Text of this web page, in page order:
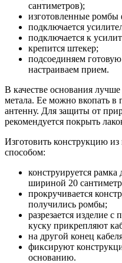
сантиметров);
изготовленные ромбы
подключается
подключается к
крепится штекер;
подсоединяем
настраиваем прием.
В качестве основания лучше
метала. Ее можно вкопать в
антенну. Для защиты от
рекомендуется покрыть
Изготовить конструкцию
способом:
конструируется
шириной 20
прокручивается
получились ромбы;
разрезается изделие
куску прикрепляют
на другой конец
фиксируют
основанию.